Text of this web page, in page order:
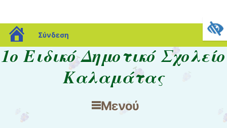
blogs.sch.gr
Σύνδεση
1ο Ειδικό Δημοτικό Σχολείο
Καλαμάτας
Μενού
Μετάβαση στο περιεχόμενο